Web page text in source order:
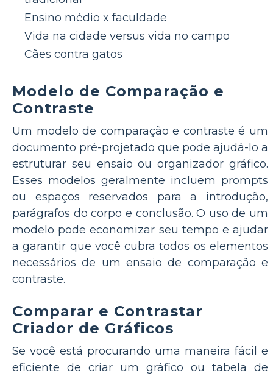
Ensino médio x faculdade
Vida na cidade versus vida no campo
Cães contra gatos
Modelo de Comparação e
Contraste
Um modelo de comparação e contraste é um
documento pré-projetado que pode ajudá-lo a
estruturar seu ensaio ou organizador gráfico.
Esses modelos geralmente incluem prompts
ou espaços reservados para a introdução,
parágrafos do corpo e conclusão. O uso de um
modelo pode economizar seu tempo e ajudar
a garantir que você cubra todos os elementos
necessários de um ensaio de comparação e
contraste.
Comparar e Contrastar
Criador de Gráficos
Se você está procurando uma maneira fácil e
eficiente de criar um gráfico ou tabela de